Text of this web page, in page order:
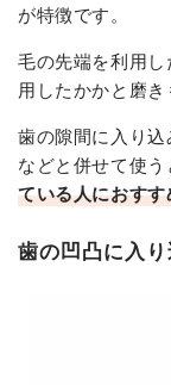
が特徴です。
毛の先端を利用
用したかかと磨き
歯の隙間に入り
などと併せて使う
ている人におすす
歯の凹凸に入